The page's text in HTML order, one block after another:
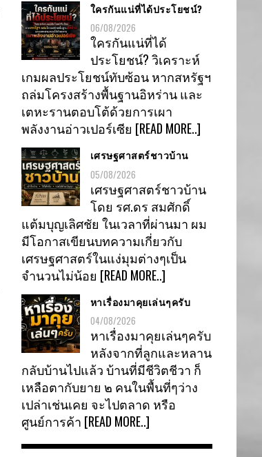
ใครกันแน่ที่ได้ประโยชน์?
06/08/2026
ใครกันแน่ที่ได้
ประโยชน์? วิเคราะห์
เกมผลประโยชน์ทับซ้อน หากสหรัฐฯ
ถล่มโครงสร้างพื้นฐานอิหร่าน และ
เตหะรานตอบโต้ด้วยการเผา
พลังงานอ่าวเปอร์เซีย [READ MORE..]
เศรษฐศาสตร์ชาวบ้าน
05/08/2026
เศรษฐศาสตร์ชาวบ้าน
โดย รศ.ดร สมศักดิ์
แต้มบุญเลิศชัย ในเวลาที่ผ่านมา ผม
มีโอกาสเขียนบทความเกี่ยวกับ
เศรษฐศาสตร์ในแง่มุมต่างๆเป็น
จำนวนไม่น้อย [READ MORE..]
หาเรื่องมาคุยเล่นๆครับ
04/08/2026
หาเรื่องมาคุยเล่นๆครับ
หลังจากที่ลูกและหลาน
กลับบ้านไปแล้ว บ้านที่มีชีวิตชีวา ก็
เหลือตากับยาย ๒ คนในพื้นที่ๆว่าง
เปล่าเช่นเคย จะไปตลาด หรือ
ศูนย์การค้า [READ MORE..]